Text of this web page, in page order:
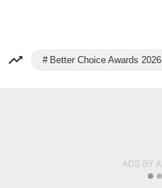
Better Choice Awards 2026